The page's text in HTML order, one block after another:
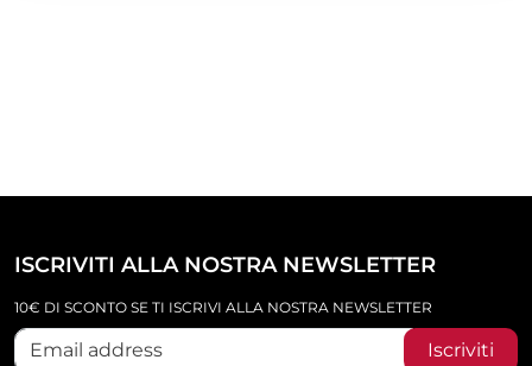
ISCRIVITI ALLA NOSTRA NEWSLETTER
10€ DI SCONTO SE TI ISCRIVI ALLA NOSTRA NEWSLETTER
Iscriviti